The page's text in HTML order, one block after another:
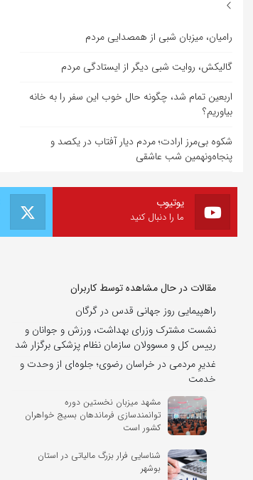
رامیان، میزبان شبی از همصدایی مردم
گالیکش، روایت شبی دیگر از ایستادگی مردم
اربعین تمام شد، چگونه حال خوب این سفر را به خانه
بیاوریم؟
شکوه بی‌مرز ارادت؛ مردم دیار آفتاب در یکصد و
پنجاه‌ونهمین شب عاشقی
یوتیوب
ما را دنبال کنید
مقالات در حال مشاهده توسط کاربران
راهپیمایی روز جهانی قدس در گرگان
نشست مشترک وزرای بهداشت، ورزش و جوانان و
رییس کل و مسوولان سازمان نظام پزشکی برگزار شد
غدیرِ مردمی در خراسان رضوی؛ جلوه‌ای از وحدت و
خدمت
مشهد میزبان نخستین دوره
توانمندسازی فرماندهان بسیج خواهران
کشور است
شناسایی فرار بزرگ مالیاتی در استان
بوشهر